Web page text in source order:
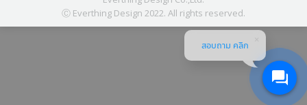
Ⓒ Everthing Design 2022. All rights reserved.
สอบถาม คลิก